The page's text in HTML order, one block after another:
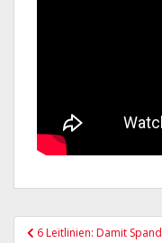
6 Leitlinien: Damit